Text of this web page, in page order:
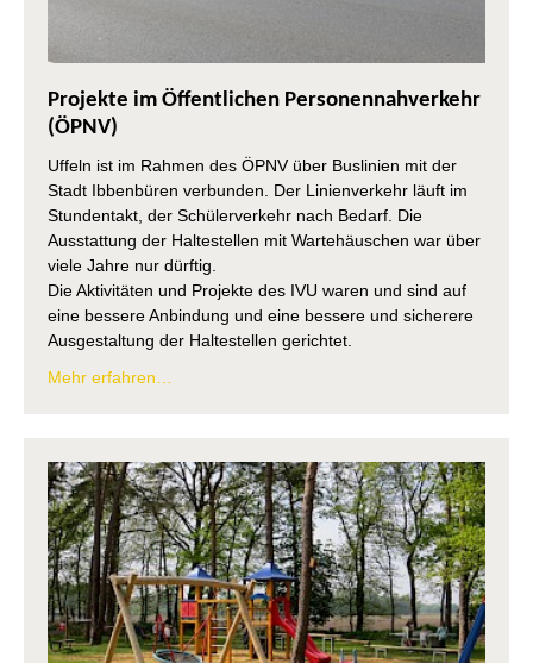
Projekte im Öffentlichen Personennahverkehr
(ÖPNV)
Uffeln ist im Rahmen des ÖPNV über Buslinien mit der
Stadt Ibbenbüren verbunden. Der Linienverkehr läuft im
Stundentakt, der Schülerverkehr nach Bedarf. Die
Ausstattung der Haltestellen mit Wartehäuschen war über
viele Jahre nur dürftig.
Die Aktivitäten und Projekte des IVU waren und sind auf
eine bessere Anbindung und eine bessere und sicherere
Ausgestaltung der Haltestellen gerichtet.
Mehr erfahren…